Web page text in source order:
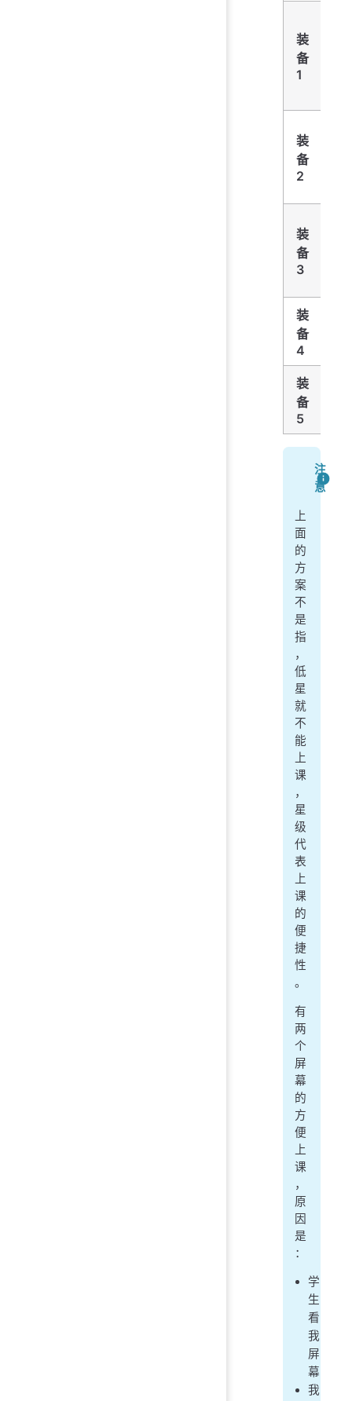
装
备
1
装
备
2
装
备
3
装
备
4
装
备
5
注
意
上
面
的
方
案
不
是
指
，
低
星
就
不
能
上
课
，
星
级
代
表
上
课
的
便
捷
性
。
有
两
个
屏
幕
的
方
便
上
课
，
原
因
是
：
学
生
看
我
屏
幕
我